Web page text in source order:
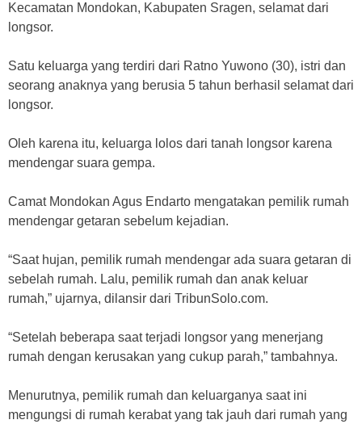
Kecamatan Mondokan, Kabupaten Sragen, selamat dari
longsor.
Satu keluarga yang terdiri dari Ratno Yuwono (30), istri dan
seorang anaknya yang berusia 5 tahun berhasil selamat dari
longsor.
Oleh karena itu, keluarga lolos dari tanah longsor karena
mendengar suara gempa.
Camat Mondokan Agus Endarto mengatakan pemilik rumah
mendengar getaran sebelum kejadian.
“Saat hujan, pemilik rumah mendengar ada suara getaran di
sebelah rumah. Lalu, pemilik rumah dan anak keluar
rumah,” ujarnya, dilansir dari TribunSolo.com.
“Setelah beberapa saat terjadi longsor yang menerjang
rumah dengan kerusakan yang cukup parah,” tambahnya.
Menurutnya, pemilik rumah dan keluarganya saat ini
mengungsi di rumah kerabat yang tak jauh dari rumah yang